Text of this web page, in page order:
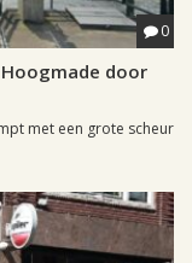
0
door
met een grote scheur